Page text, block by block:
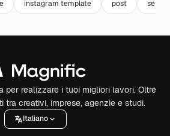
instagram template post set
per realizzare i tuoi migliori lavori. Oltre
tra creativi, imprese, agenzie e studi.
Italiano